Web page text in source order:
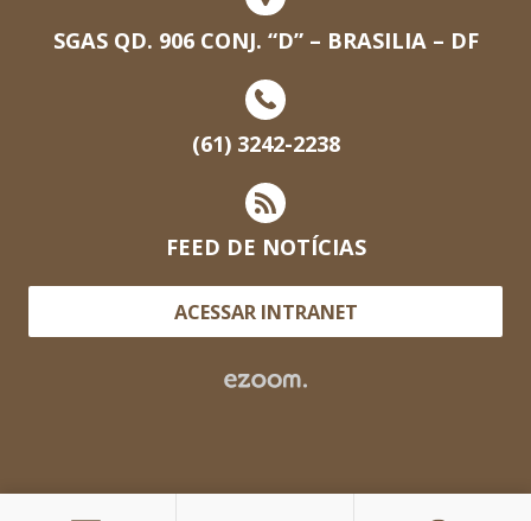
SGAS QD. 906 CONJ. “D” – BRASILIA – DF
(61) 3242-2238
FEED DE NOTÍCIAS
ACESSAR INTRANET